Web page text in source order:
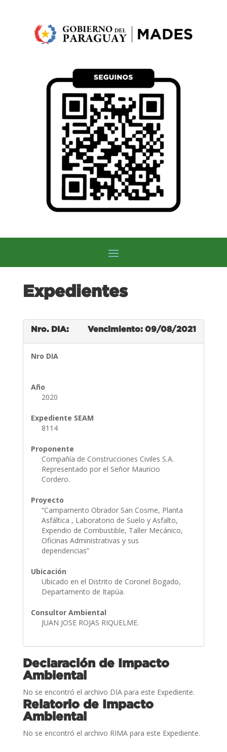
Expedientes
Nro. DIA: Vencimiento: 09/08/2021
Nro DIA
Año
2020
Expediente SEAM
8114
Proponente
Compañía de Construcciones Civiles S.A.
Representado por el Señor Mauricio
Cordero.
Proyecto
“Campamento Obrador San Cosme, Planta
Asfáltica , Laboratorio de Suelo y Asfalto,
Expendio de Combustible, Taller Mecánico,
Oficinas Administrativas y sus
dependencias”
Ubicación
Ubicado en el Distrito de Coronel Bogado,
Departamento de Itapúa.
Consultor Ambiental
JUAN JOSE ROJAS RIQUELME.
Declaración de Impacto
Ambiental
No se encontró el archivo DIA para este Expediente.
Relatorio de Impacto
Ambiental
No se encontró el archivo RIMA para este Expediente.